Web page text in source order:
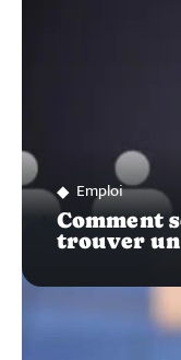
Emploi
Comment
trouver un